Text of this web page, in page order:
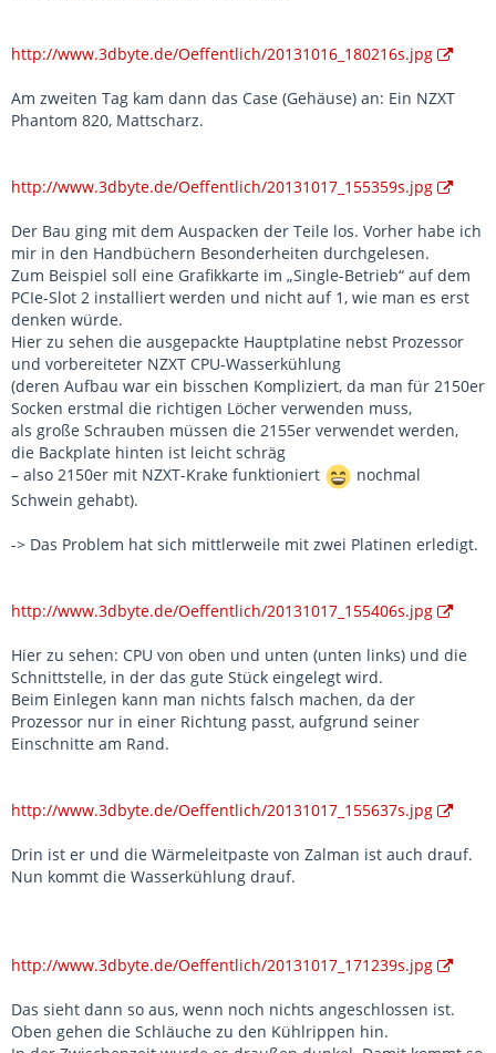
http://www.3dbyte.de/Oeffentlich/20131016_180216s.jpg
Am zweiten Tag kam dann das Case (Gehäuse) an: Ein NZXT
Phantom 820, Mattscharz.
http://www.3dbyte.de/Oeffentlich/20131017_155359s.jpg
Der Bau ging mit dem Auspacken der Teile los. Vorher habe ich
mir in den Handbüchern Besonderheiten durchgelesen.
Zum Beispiel soll eine Grafikkarte im „Single-Betrieb“ auf dem
PCIe-Slot 2 installiert werden und nicht auf 1, wie man es erst
denken würde.
Hier zu sehen die ausgepackte Hauptplatine nebst Prozessor
und vorbereiteter NZXT CPU-Wasserkühlung
(deren Aufbau war ein bisschen Kompliziert, da man für 2150er
Socken erstmal die richtigen Löcher verwenden muss,
als große Schrauben müssen die 2155er verwendet werden,
die Backplate hinten ist leicht schräg
– also 2150er mit NZXT-Krake funktioniert
nochmal
Schwein gehabt).
-> Das Problem hat sich mittlerweile mit zwei Platinen erledigt.
http://www.3dbyte.de/Oeffentlich/20131017_155406s.jpg
Hier zu sehen: CPU von oben und unten (unten links) und die
Schnittstelle, in der das gute Stück eingelegt wird.
Beim Einlegen kann man nichts falsch machen, da der
Prozessor nur in einer Richtung passt, aufgrund seiner
Einschnitte am Rand.
http://www.3dbyte.de/Oeffentlich/20131017_155637s.jpg
Drin ist er und die Wärmeleitpaste von Zalman ist auch drauf.
Nun kommt die Wasserkühlung drauf.
http://www.3dbyte.de/Oeffentlich/20131017_171239s.jpg
Das sieht dann so aus, wenn noch nichts angeschlossen ist.
Oben gehen die Schläuche zu den Kühlrippen hin.